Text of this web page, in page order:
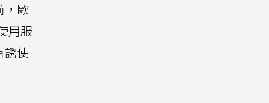
，歐
用服
誘使